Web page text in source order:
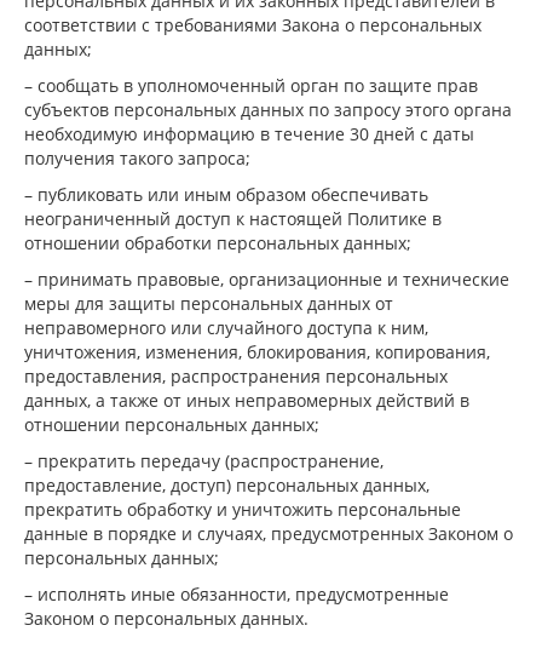
соответствии с требованиями Закона о персональных
данных;
– сообщать в уполномоченный орган по защите прав
субъектов персональных данных по запросу этого органа
необходимую информацию в течение 30 дней с даты
получения такого запроса;
– публиковать или иным образом обеспечивать
неограниченный доступ к настоящей Политике в
отношении обработки персональных данных;
– принимать правовые, организационные и технические
меры для защиты персональных данных от
неправомерного или случайного доступа к ним,
уничтожения, изменения, блокирования, копирования,
предоставления, распространения персональных
данных, а также от иных неправомерных действий в
отношении персональных данных;
– прекратить передачу (распространение,
предоставление, доступ) персональных данных,
прекратить обработку и уничтожить персональные
данные в порядке и случаях, предусмотренных Законом о
персональных данных;
– исполнять иные обязанности, предусмотренные
Законом о персональных данных.